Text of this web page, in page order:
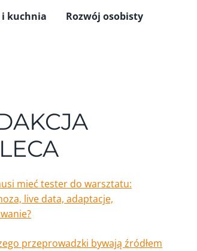
i kuchnia Rozwój osobisty
mieć tester do warsztatu:
live data, adaptacje,
przeprowadzki bywają źródłem